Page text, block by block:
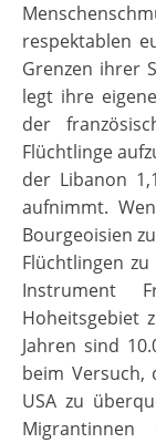
respektablen
Grenzen ihrer
legt ihre
der
Flüchtlinge
der Libanon
aufnimmt.
Bourgeoisien
Flüchtlingen
Instrument
Hoheitsgebiet
Jahren sind
beim Versuch,
USA zu